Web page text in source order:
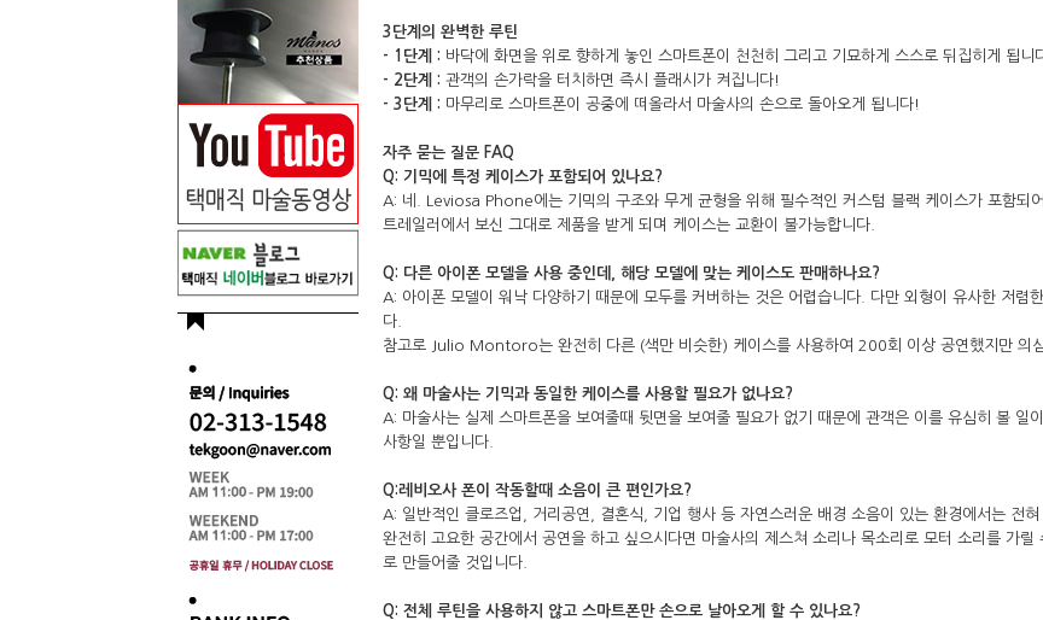
3단계의 완벽한 루틴
- 1단계 : 바닥에 화면을 위로 향하게 놓인 스마트폰이 천천히 그리고 기묘하게 스스로 뒤집히게 됩니
- 2단계 : 관객의 손가락을 터치하면 즉시 플래시가 켜집니다!
- 3단계 : 마무리로 스마트폰이 공중에 떠올라서 마술사의 손으로 돌아오게 됩니다!
자주 묻는 질문 FAQ
Q: 기믹에 특정 케이스가 포함되어 있나요?
A: 네. Leviosa Phone에는 기믹의 구조와 무게 균형을 위해 필수적인 커스텀 블랙 케이스가 포함되
트레일러에서 보신 그대로 제품을 받게 되며 케이스는 교환이 불가능합니다.
Q: 다른 아이폰 모델을 사용 중인데, 해당 모델에 맞는 케이스도 판매하나요?
A: 아이폰 모델이 워낙 다양하기 때문에 모두를 커버하는 것은 어렵습니다. 다만 외형이 유사한 저렴
다.
참고로 Julio Montoro는 완전히 다른 (색만 비슷한) 케이스를 사용하여 200회 이상 공연했지만 의
Q: 왜 마술사는 기믹과 동일한 케이스를 사용할 필요가 없나요?
A: 마술사는 실제 스마트폰을 보여줄때 뒷면을 보여줄 필요가 없기 때문에 관객은 이를 유심히 볼 일
사항일 뿐입니다.
Q:레비오사 폰이 작동할때 소음이 큰 편인가요?
A: 일반적인 클로즈업, 거리공연, 결혼식, 기업 행사 등 자연스러운 배경 소음이 있는 환경에서는 전혀
완전히 고요한 공간에서 공연을 하고 싶으시다면 마술사의 제스쳐 소리나 목소리로 모터 소리를 가
로 만들어줄 것입니다.
Q: 전체 루틴을 사용하지 않고 스마트폰만 손으로 날아오게 할 수 있나요?